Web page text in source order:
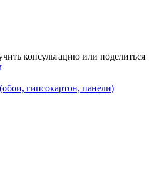
консультацию или поделиться
гипсокартон, панели)